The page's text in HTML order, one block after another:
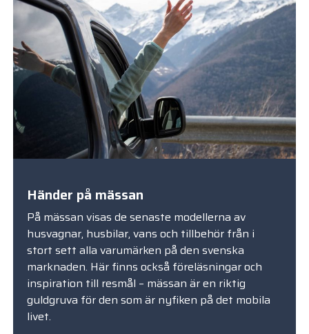
Händer på mässan
På mässan visas de senaste modellerna av
husvagnar, husbilar, vans och tillbehör från i
stort sett alla varumärken på den svenska
marknaden. Här finns också föreläsningar och
inspiration till resmål – mässan är en riktig
guldgruva för den som är nyfiken på det mobila
livet.